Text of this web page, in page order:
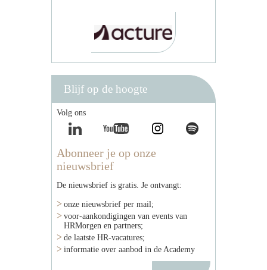
Blijf op de hoogte
Volg ons
Abonneer je op onze
nieuwsbrief
De nieuwsbrief is gratis. Je ontvangt:
onze nieuwsbrief per mail;
voor-aankondigingen van events van
HRMorgen en partners;
de laatste HR-vacatures;
informatie over aanbod in de Academy